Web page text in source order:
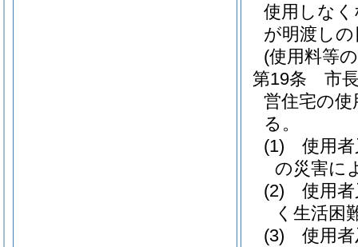
使用しな
が明渡し
(使用料等
第19条
市
営住宅の
る。
(1)
使用
の災害に
(2)
使用
く生活困
(3)
使用